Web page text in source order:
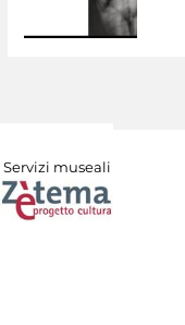
Servizi museali